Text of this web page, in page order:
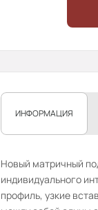
ИНФОРМАЦИЯ
Новый матричный
индивидуального
профиль, узкие